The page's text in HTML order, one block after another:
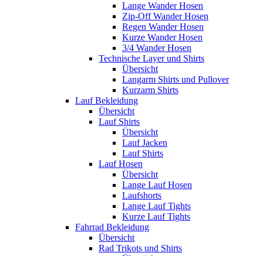
Lange Wander Hosen
Zip-Off Wander Hosen
Regen Wander Hosen
Kurze Wander Hosen
3/4 Wander Hosen
Technische Layer und Shirts
Übersicht
Langarm Shirts und Pullover
Kurzarm Shirts
Lauf Bekleidung
Übersicht
Lauf Shirts
Übersicht
Lauf Jacken
Lauf Shirts
Lauf Hosen
Übersicht
Lange Lauf Hosen
Laufshorts
Lange Lauf Tights
Kurze Lauf Tights
Fahrrad Bekleidung
Übersicht
Rad Trikots und Shirts